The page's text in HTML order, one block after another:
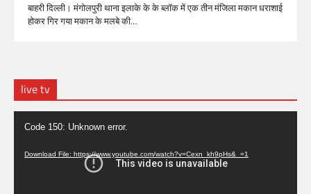
बाहरी दिल्ली। मंगोलपुरी थाना इलाके के के ब्लॉक में एक तीन मंजिला मकान धराशाई
होकर गिर गया मकान के मलबे की…
live tv
Video
Code 150: Unknown error.
Download File: https://www.youtube.com/watch?v=Cexn_kh9pHs&_=1